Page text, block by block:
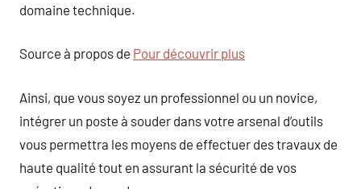
domaine technique.
Source à propos de Pour découvrir plus
Ainsi, que vous soyez un professionnel ou un novice,
intégrer un poste à souder dans votre arsenal d’outils
vous permettra les moyens de effectuer des travaux de
haute qualité tout en assurant la sécurité de vos